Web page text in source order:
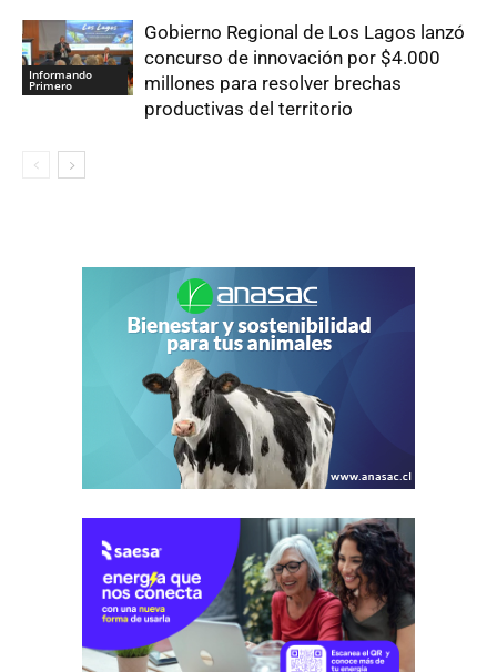
Informando
Primero
Gobierno Regional de Los Lagos lanzó
concurso de innovación por $4.000
millones para resolver brechas
productivas del territorio